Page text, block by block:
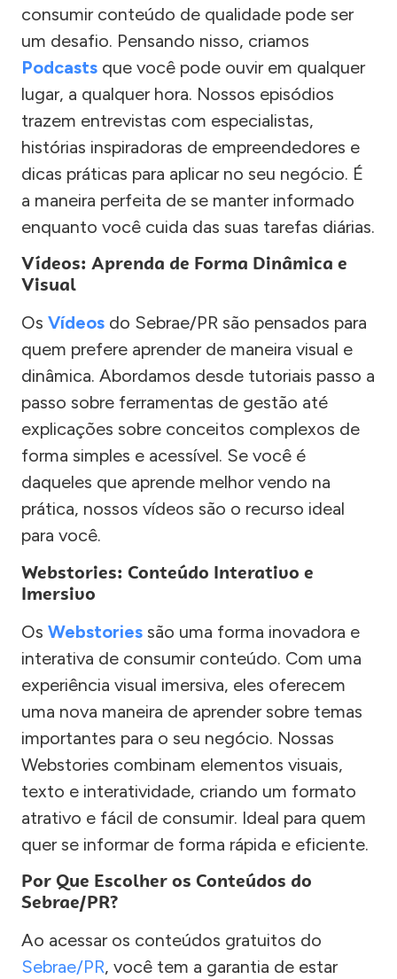
consumir conteúdo de qualidade pode ser
um desafio. Pensando nisso, criamos
Podcasts que você pode ouvir em qualquer
lugar, a qualquer hora. Nossos episódios
trazem entrevistas com especialistas,
histórias inspiradoras de empreendedores e
dicas práticas para aplicar no seu negócio. É
a maneira perfeita de se manter informado
enquanto você cuida das suas tarefas diárias.
Vídeos: Aprenda de Forma Dinâmica e
Visual
Os Vídeos do Sebrae/PR são pensados para
quem prefere aprender de maneira visual e
dinâmica. Abordamos desde tutoriais passo a
passo sobre ferramentas de gestão até
explicações sobre conceitos complexos de
forma simples e acessível. Se você é
daqueles que aprende melhor vendo na
prática, nossos vídeos são o recurso ideal
para você.
Webstories: Conteúdo Interativo e
Imersivo
Os Webstories são uma forma inovadora e
interativa de consumir conteúdo. Com uma
experiência visual imersiva, eles oferecem
uma nova maneira de aprender sobre temas
importantes para o seu negócio. Nossas
Webstories combinam elementos visuais,
texto e interatividade, criando um formato
atrativo e fácil de consumir. Ideal para quem
quer se informar de forma rápida e eficiente.
Por Que Escolher os Conteúdos do
Sebrae/PR?
Ao acessar os conteúdos gratuitos do
Sebrae/PR, você tem a garantia de estar